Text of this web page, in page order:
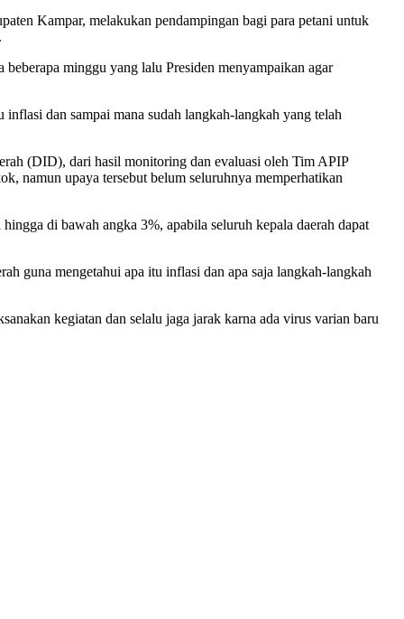
Kampar, melakukan pendampingan bagi para petani untuk
minggu yang lalu Presiden menyampaikan agar
dan sampai mana sudah langkah-langkah yang telah
(DID), dari hasil monitoring dan evaluasi oleh Tim APIP
namun upaya tersebut belum seluruhnya memperhatikan
di bawah angka 3%, apabila seluruh kepala daerah dapat
guna mengetahui apa itu inflasi dan apa saja langkah-langkah
kegiatan dan selalu jaga jarak karna ada virus varian baru